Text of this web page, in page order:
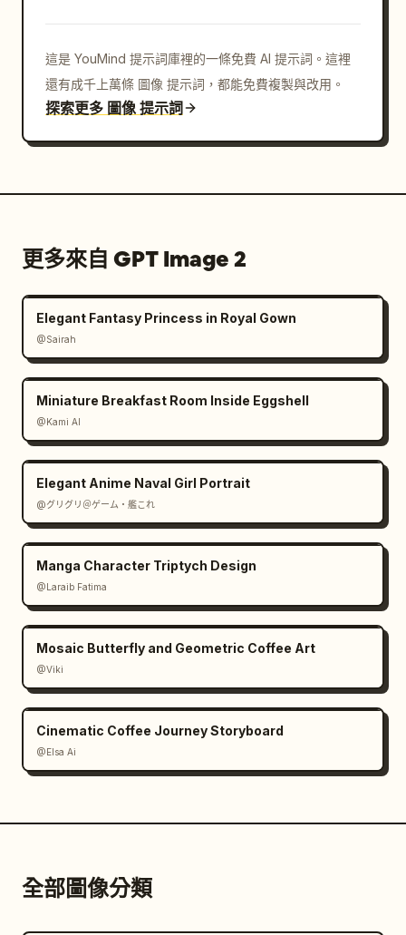
這是 YouMind 提示詞庫裡的一條免費 AI 提示詞。這裡
還有成千上萬條 圖像 提示詞，都能免費複製與改用。
探索更多 圖像 提示詞
更多來自 GPT Image 2
Elegant Fantasy Princess in Royal Gown
@Sairah
Miniature Breakfast Room Inside Eggshell
@Kami AI
Elegant Anime Naval Girl Portrait
@グリグリ＠ゲーム・艦これ
Manga Character Triptych Design
@Laraib Fatima‎
Mosaic Butterfly and Geometric Coffee Art
@Viki
Cinematic Coffee Journey Storyboard
@Elsa Ai
全部圖像分類